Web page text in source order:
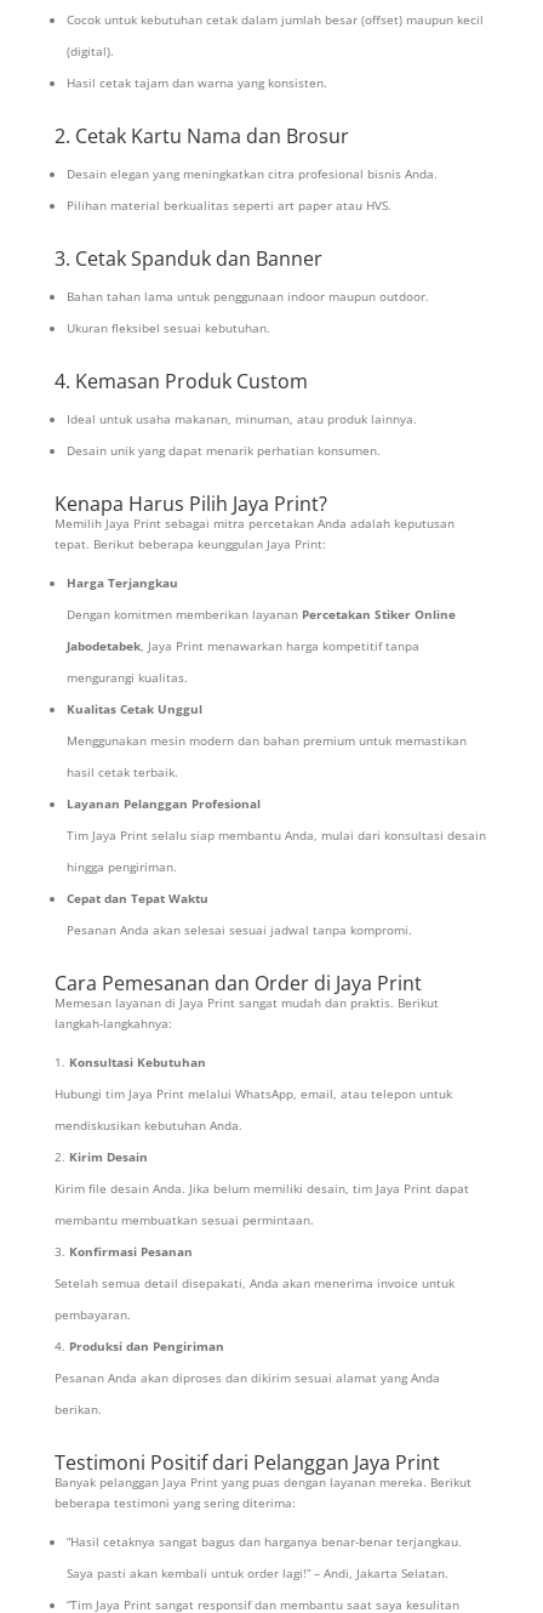
Cocok untuk kebutuhan cetak dalam jumlah besar (offset) maupun kecil
(digital).
Hasil cetak tajam dan warna yang konsisten.
2. Cetak Kartu Nama dan Brosur
Desain elegan yang meningkatkan citra profesional bisnis Anda.
Pilihan material berkualitas seperti art paper atau HVS.
3. Cetak Spanduk dan Banner
Bahan tahan lama untuk penggunaan indoor maupun outdoor.
Ukuran fleksibel sesuai kebutuhan.
4. Kemasan Produk Custom
Ideal untuk usaha makanan, minuman, atau produk lainnya.
Desain unik yang dapat menarik perhatian konsumen.
Kenapa Harus Pilih Jaya Print?
Memilih Jaya Print sebagai mitra percetakan Anda adalah keputusan
tepat. Berikut beberapa keunggulan Jaya Print:
Harga Terjangkau
Dengan komitmen memberikan layanan Percetakan Stiker Online
Jabodetabek, Jaya Print menawarkan harga kompetitif tanpa
mengurangi kualitas.
Kualitas Cetak Unggul
Menggunakan mesin modern dan bahan premium untuk memastikan
hasil cetak terbaik.
Layanan Pelanggan Profesional
Tim Jaya Print selalu siap membantu Anda, mulai dari konsultasi desain
hingga pengiriman.
Cepat dan Tepat Waktu
Pesanan Anda akan selesai sesuai jadwal tanpa kompromi.
Cara Pemesanan dan Order di Jaya Print
Memesan layanan di Jaya Print sangat mudah dan praktis. Berikut
langkah-langkahnya:
Konsultasi Kebutuhan
Hubungi tim Jaya Print melalui WhatsApp, email, atau telepon untuk
mendiskusikan kebutuhan Anda.
Kirim Desain
Kirim file desain Anda. Jika belum memiliki desain, tim Jaya Print dapat
membantu membuatkan sesuai permintaan.
Konfirmasi Pesanan
Setelah semua detail disepakati, Anda akan menerima invoice untuk
pembayaran.
Produksi dan Pengiriman
Pesanan Anda akan diproses dan dikirim sesuai alamat yang Anda
berikan.
Testimoni Positif dari Pelanggan Jaya Print
Banyak pelanggan Jaya Print yang puas dengan layanan mereka. Berikut
beberapa testimoni yang sering diterima:
“Hasil cetaknya sangat bagus dan harganya benar-benar terjangkau.
Saya pasti akan kembali untuk order lagi!” – Andi, Jakarta Selatan.
“Tim Jaya Print sangat responsif dan membantu saat saya kesulitan